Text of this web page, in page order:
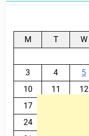
M T W
3
4 5
10
11 12
17
24